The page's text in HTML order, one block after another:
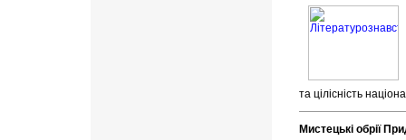
та цілісність
Мистецькі обрії